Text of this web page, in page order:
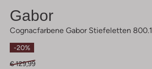
Gabor
Cognacfarbene Gabor Stiefeletten 800.1
-20%
€ 129,99